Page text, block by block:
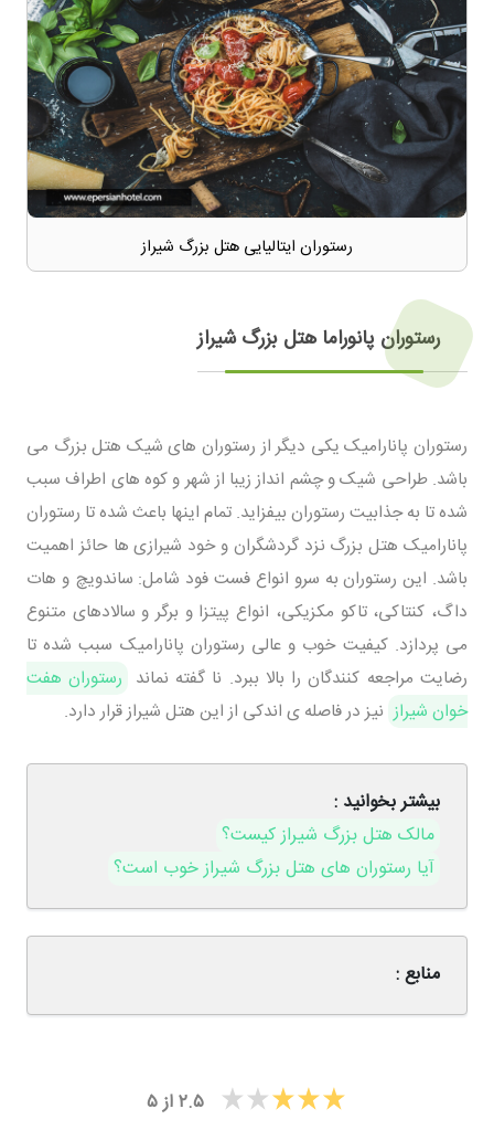
رستوران ایتالیایی هتل بزرگ شیراز
رستوران پانوراما هتل بزرگ شیراز
رستوران پانارامیک یکی دیگر از رستوران های شیک هتل بزرگ می
باشد. طراحی شیک و چشم انداز زیبا از شهر و کوه های اطراف سبب
شده تا به جذابیت رستوران بیفزاید. تمام اینها باعث شده تا رستوران
پانارامیک هتل بزرگ نزد گردشگران و خود شیرازی ها حائز اهمیت
باشد. این رستوران به سرو انواع فست فود شامل: ساندویچ و هات
داگ، کنتاکی، تاکو مکزیکی، انواع پیتزا و برگر و سالادهای متنوع
می پردازد. کیفیت خوب و عالی رستوران پانارامیک سبب شده تا
رضایت مراجعه کنندگان را بالا ببرد. نا گفته نماند رستوران هفت
خوان شیراز نیز در فاصله ی اندکی از این هتل شیراز قرار دارد.
بیشتر بخوانید :
مالک هتل بزرگ شیراز کیست؟
آیا رستوران های هتل بزرگ شیراز خوب است؟
منابع :
۲.۵ از۵